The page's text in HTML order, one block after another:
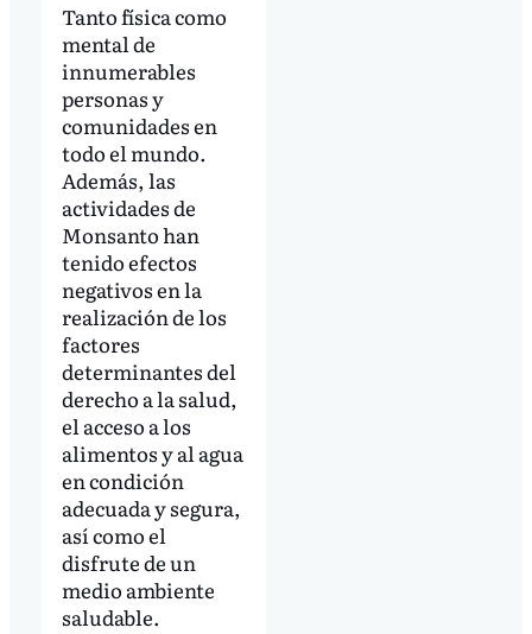
Tanto física como
mental de
innumerables
personas y
comunidades en
todo el mundo.
Además, las
actividades de
Monsanto han
tenido efectos
negativos en la
realización de los
factores
determinantes del
derecho a la salud,
el acceso a los
alimentos y al agua
en condición
adecuada y segura,
así como el
disfrute de un
medio ambiente
saludable.